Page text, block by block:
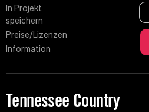
In Projekt
speichern
Preise/Lizenzen
Information
Tennessee Country